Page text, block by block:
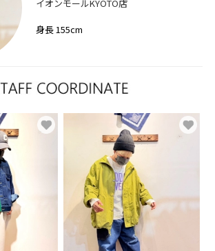
イオンモールKYOTO店
身長 155cm